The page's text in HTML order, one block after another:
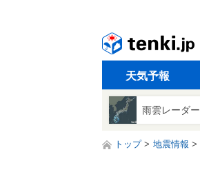
天気予報
雨雲レーダー
トップ 地震情報